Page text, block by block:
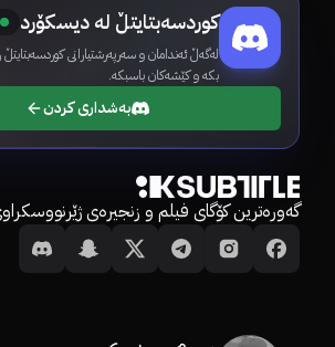
کوردسەبتایتڵ لە دیسکۆرد
لەگەڵ ئەندامان و سەرپەرشتیارانی کوردسەبتایتڵ
بکە و کێشەکان باسبکە.
بەشداری کردن
گەورەترین کۆگای فیلم و زنجیرەی